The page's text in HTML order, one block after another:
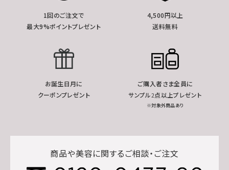
1回のご注文で
最大9%ポイントプレゼント
4,500円以上
送料無料
お誕生日月に
クーポンプレゼント
ご購入者さま全員に
サンプル2点以上プレゼント
※対象外商品あり
商品や美容に関するご相談・ご注文